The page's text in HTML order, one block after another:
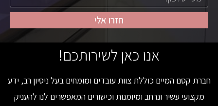
חזרו אלי
אנו כאן לשירותכם!
חברת קסם המיים כוללת צוות עובדים ומומחים בעל ניסיון רב, ידע
מקצועי עשיר ונרחב ומיומנות וכישורים המאפשרים לנו להעניק